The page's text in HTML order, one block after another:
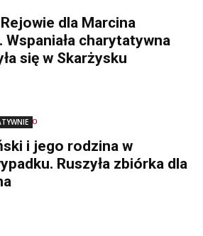
dla Marcina
Wspaniała charytatywna
się w Skarżysku
i jego rodzina w
Ruszyła zbiórka dla